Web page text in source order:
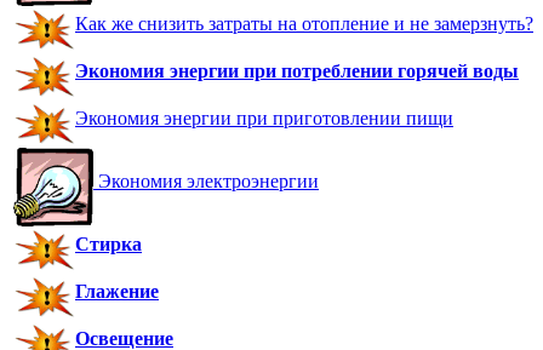
Как же снизить затраты на отопление и не замерзнуть?
Экономия энергии при потреблении горячей воды
Экономия энергии при приготовлении пищи
Экономия электроэнергии
Стирка
Глажение
Освещение